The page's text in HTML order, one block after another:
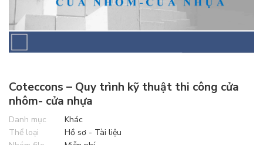
Coteccons – Quy trình kỹ thuật thi công cửa
nhôm- cửa nhựa
Danh mục
Khác
Thể loại
Hồ sơ - Tài liệu